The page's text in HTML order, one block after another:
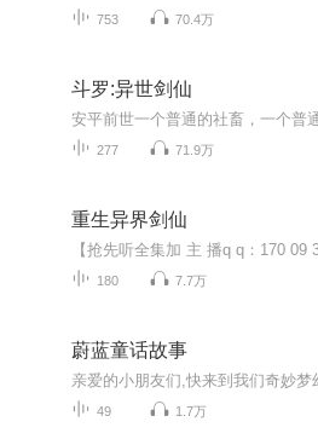
753 70.4万
斗罗:异世剑仙
277 71.9万
重生异界剑仙
180 7.7万
蔚蓝童话故事
49 1.7万